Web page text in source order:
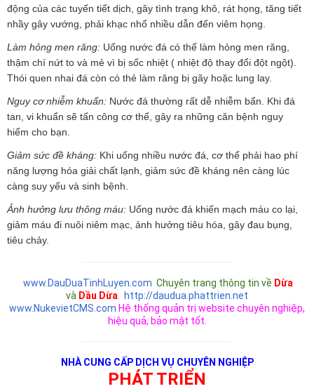
động của các tuyến tiết dịch, gây tình trạng khô, rát họng, tăng tiết
nhầy gây vướng, phải khạc nhổ nhiều dẫn đến viêm họng.
Làm hỏng men răng: Uống nước đá có thể làm hỏng men răng,
thậm chí nứt to và mẻ vì bị sốc nhiệt ( nhiệt độ thay đổi đột ngột).
Thói quen nhai đá còn có thẻ làm răng bị gãy hoặc lung lay.
Nguy cơ nhiễm khuẩn: Nước đá thường rất dễ nhiễm bẩn. Khi đá
tan, vi khuẩn sẽ tấn công cơ thể, gây ra những căn bệnh nguy
hiểm cho bạn.
Giảm sức đề kháng: Khi uống nhiều nước đá, cơ thể phải hao phí
năng lượng hóa giải chất lạnh, giảm sức đề kháng nên càng lúc
càng suy yếu và sinh bệnh.
Ảnh hưởng lưu thông máu: Uống nước đá khiến mạch máu co lại,
giảm máu đi nuôi niêm mạc, ảnh hưởng tiêu hóa, gây đau bụng,
tiêu chảy.
www.DauDuaTinhLuyen.com Chuyên trang thông tin về Dừa
và Dầu Dừa. http://daudua.phattrien.net
www.NukevietCMS.com Hệ thống quản trị website chuyên nghiệp,
hiệu quả, bảo mật tốt.
NHÀ CUNG CẤP DỊCH VỤ CHUYÊN NGHIỆP
PHÁT TRIỂN